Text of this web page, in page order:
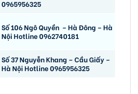
0965956325
Số 106 Ngô Quyền – Hà Đông – Hà
Nội Hotline 0962740181
Số 37 Nguyễn Khang – Cầu Giấy –
Hà Nội Hotline 0965956325